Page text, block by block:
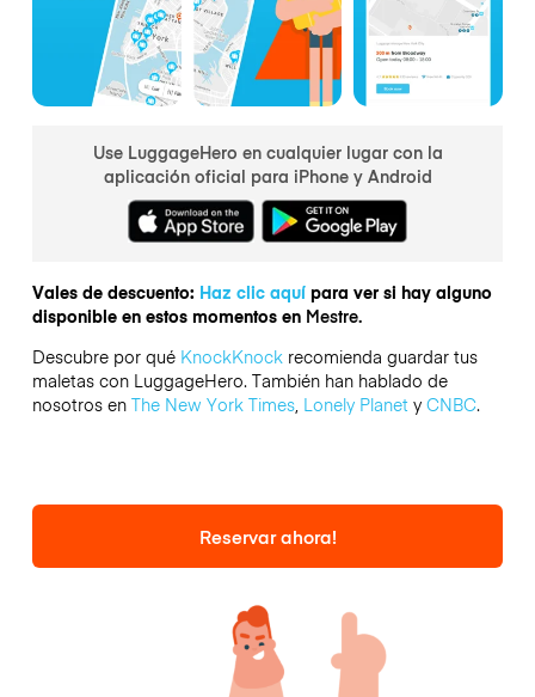
Use LuggageHero en cualquier lugar con la
aplicación oficial para iPhone y Android
Vales de descuento: Haz clic aquípara ver si hay alguno
disponible en estos momentos en Mestre.
Descubre por qué KnockKnockrecomienda guardar tus
maletas con LuggageHero. También han hablado de
nosotros en The New York Times, Lonely Planety CNBC.
Reservar ahora!